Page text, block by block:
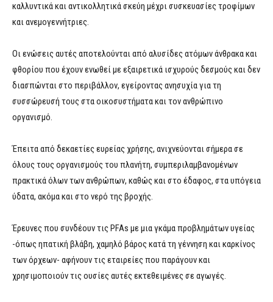
καλλυντικά και αντικολλητικά σκεύη μέχρι συσκευασίες τροφίμων
και ανεμογεννήτριες.
Οι ενώσεις αυτές αποτελούνται από αλυσίδες ατόμων άνθρακα και
φθορίου που έχουν ενωθεί με εξαιρετικά ισχυρούς δεσμούς και δεν
διασπώνται στο περιβάλλον, εγείροντας ανησυχία για τη
συσσώρευσή τους στα οικοσυστήματα και τον ανθρώπινο
οργανισμό.
Έπειτα από δεκαετίες ευρείας χρήσης, ανιχνεύονται σήμερα σε
όλους τους οργανισμούς του πλανήτη, συμπεριλαμβανομένων
πρακτικά όλων των ανθρώπων, καθώς και στο έδαφος, στα υπόγεια
ύδατα, ακόμα και στο νερό της βροχής.
Έρευνες που συνδέουν τις PFAs με μια γκάμα προβλημάτων υγείας
-όπως ηπατική βλάβη, χαμηλό βάρος κατά τη γέννηση και καρκίνος
των όρχεων- αφήνουν τις εταιρείες που παράγουν και
χρησιμοποιούν τις ουσίες αυτές εκτεθειμένες σε αγωγές.